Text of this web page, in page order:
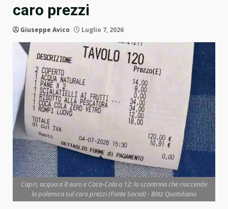
caro prezzi
Giuseppe Avico Luglio 7, 2026
Capri, acqua a 8 euro e Coca-Cola a 12: lo scontrino che riaccende
la polemica sul caro prezzi (Fonte Social) - Blitz Quotidiano